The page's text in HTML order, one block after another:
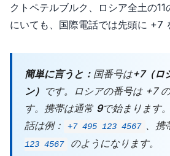
クトペテルブルク、ロシア全土の11
にいても、国際電話では先頭に +7
簡単に言うと： 国番号は+7（ロ
ン） です。ロシアの番号は +7
す。携帯は通常 9で始まります
話は例：
+7 495 123 4567 、携
123 4567
のようになります。